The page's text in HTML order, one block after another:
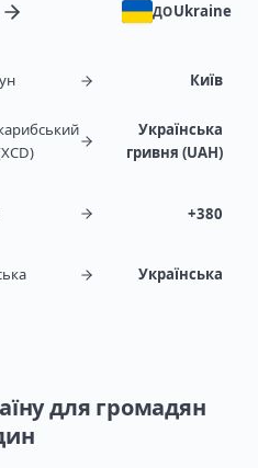
ДОUkraine
Київ
Українська
гривня (UAH)
+380
Українська
для громадян